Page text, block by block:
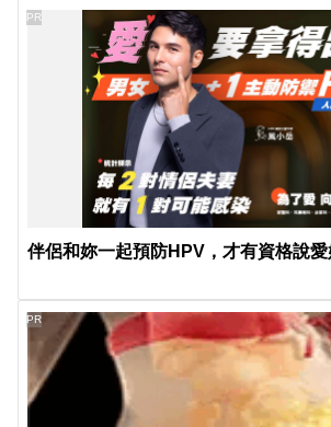
伴侶和妳一起預防HPV，才有資格說愛
PR
PR